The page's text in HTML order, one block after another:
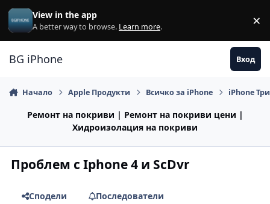
Премини към съдържанието
View in the app
A better way to browse. Learn more. ×
BG iPhone Вход
Начало Apple Продукти Всичко за iPhone iPhone
Ремонт на покриви | Ремонт на покриви цени |
Хидроизолация на покриви
Проблем с Iphone 4 и ScDvr
Сподели
Последователи